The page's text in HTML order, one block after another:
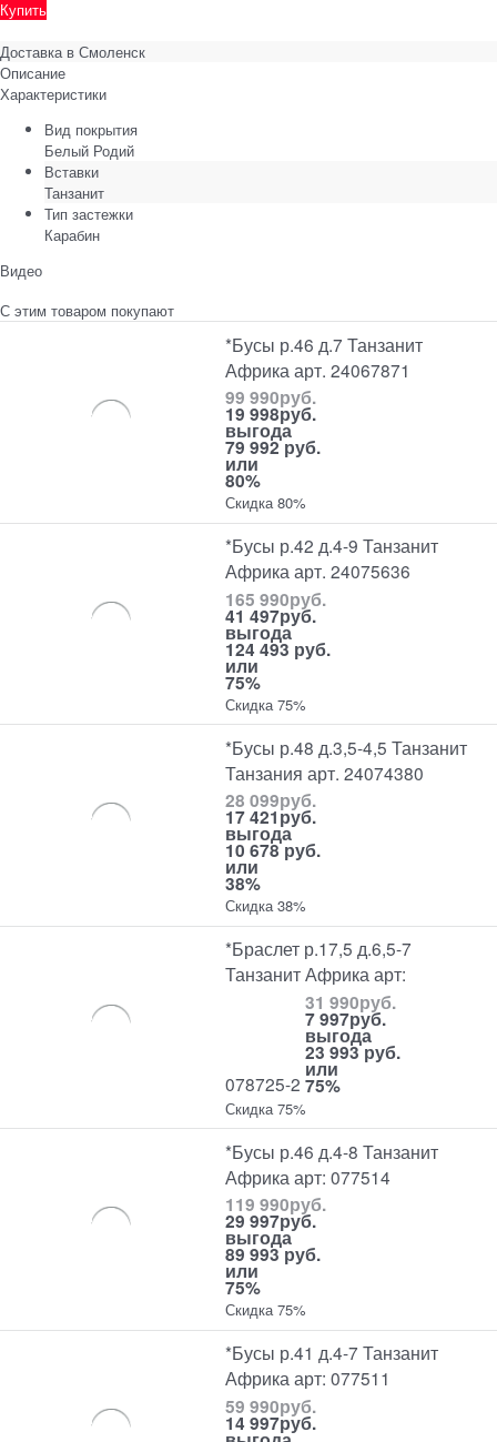
Купить
Доставка в Смоленск
Описание
Характеристики
Вид покрытия
Белый Родий
Вставки
Танзанит
Тип застежки
Карабин
Видео
С этим товаром покупают
*Бусы р.46 д.7 Танзанит
Африка арт. 24067871
99 990руб.
19 998руб.
выгода
79 992 руб.
или
80%
Скидка 80%
*Бусы р.42 д.4-9 Танзанит
Африка арт. 24075636
165 990руб.
41 497руб.
выгода
124 493 руб.
или
75%
Скидка 75%
*Бусы р.48 д.3,5-4,5 Танзанит
Танзания арт. 24074380
28 099руб.
17 421руб.
выгода
10 678 руб.
или
38%
Скидка 38%
*Браслет р.17,5 д.6,5-7
Танзанит Африка арт:
078725-2
31 990руб.
7 997руб.
выгода
23 993 руб.
или
75%
Скидка 75%
*Бусы р.46 д.4-8 Танзанит
Африка арт: 077514
119 990руб.
29 997руб.
выгода
89 993 руб.
или
75%
Скидка 75%
*Бусы р.41 д.4-7 Танзанит
Африка арт: 077511
59 990руб.
14 997руб.